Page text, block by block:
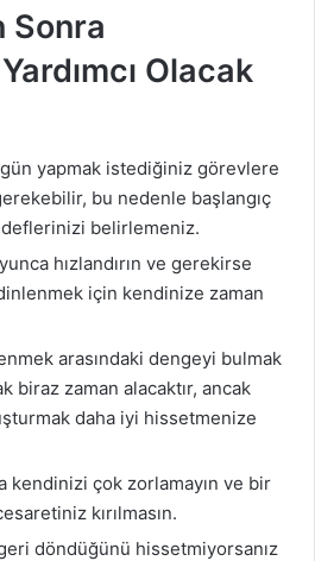
r
m
e
Sonra
Olacak
yapmak istediğiniz görevlere
bu nedenle başlangıç
belirlemeniz.
hızlandırın ve gerekirse
için kendinize zaman
arasındaki dengeyi bulmak
biraz zaman alacaktır, ancak
daha iyi hissetmenize
kendinizi çok zorlamayın ve bir
kırılmasın.
döndüğünü hissetmiyorsanız